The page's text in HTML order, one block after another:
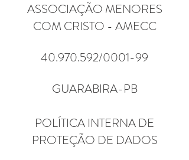
ASSOCIAÇÃO MENORES
COM CRISTO - AMECC
40.970.592/0001-99
GUARABIRA-PB
POLÍTICA INTERNA DE
PROTEÇÃO DE DADOS